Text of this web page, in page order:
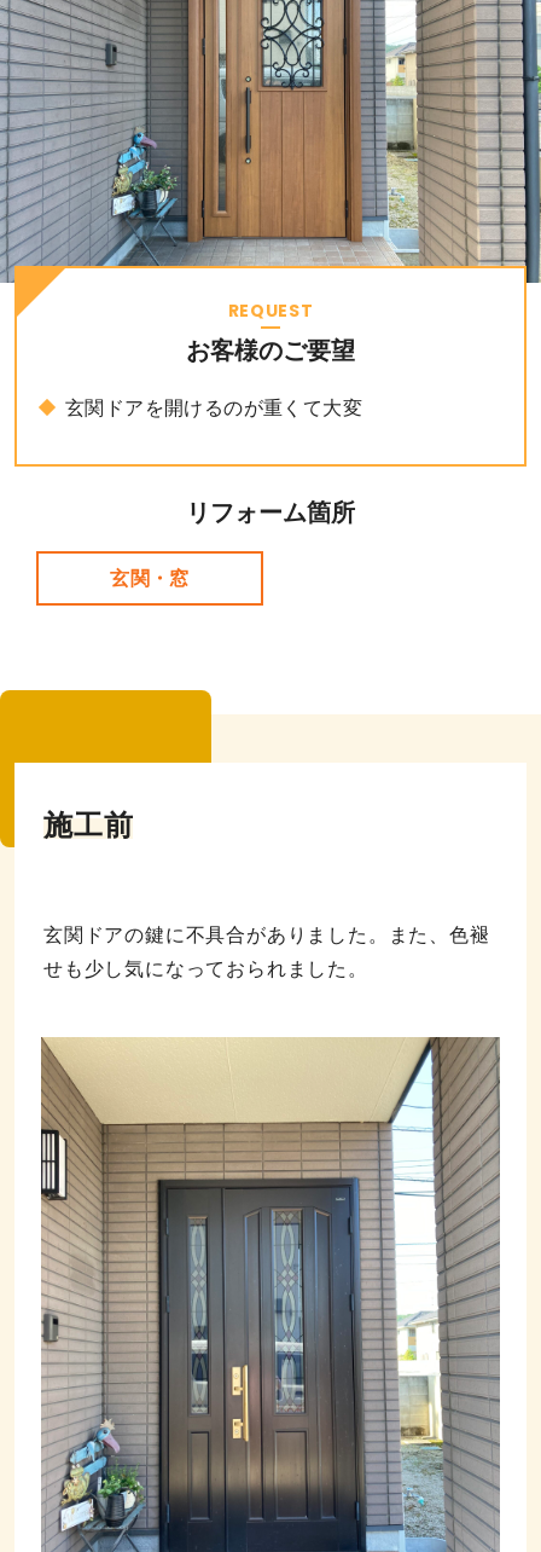
REQUEST
お客様のご要望
玄関ドアを開けるのが重くて大変
リフォーム箇所
玄関・窓
施工前
玄関ドアの鍵に不具合がありました。また、色褪
せも少し気になっておられました。